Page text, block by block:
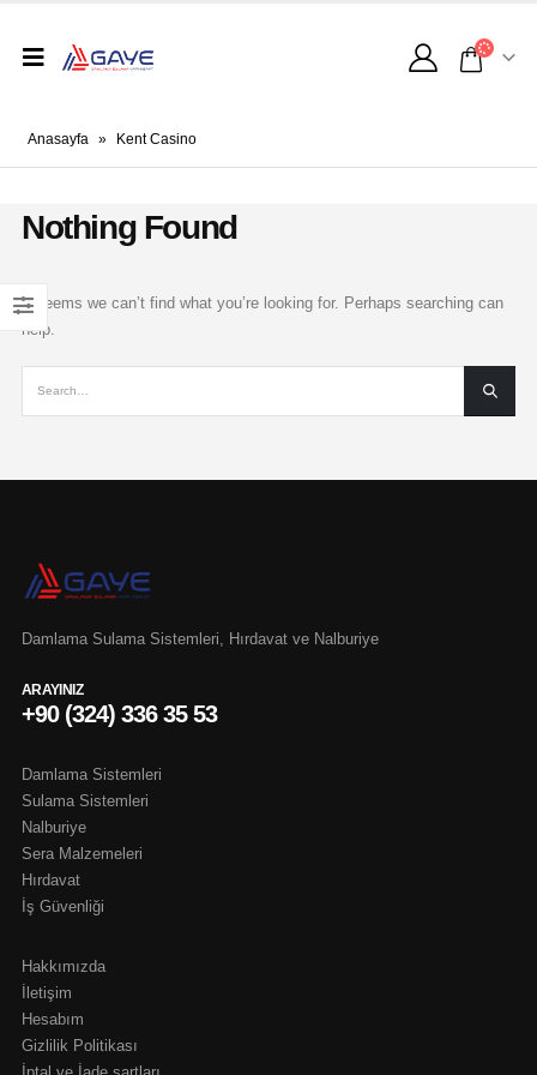
Anasayfa » Kent Casino
Nothing Found
It seems we can’t find what you’re looking for. Perhaps searching can
help.
Damlama Sulama Sistemleri, Hırdavat ve Nalburiye
ARAYINIZ
+90 (324) 336 35 53
Damlama Sistemleri
Sulama Sistemleri
Nalburiye
Sera Malzemeleri
Hırdavat
İş Güvenliği
Hakkımızda
İletişim
Hesabım
Gizlilik Politikası